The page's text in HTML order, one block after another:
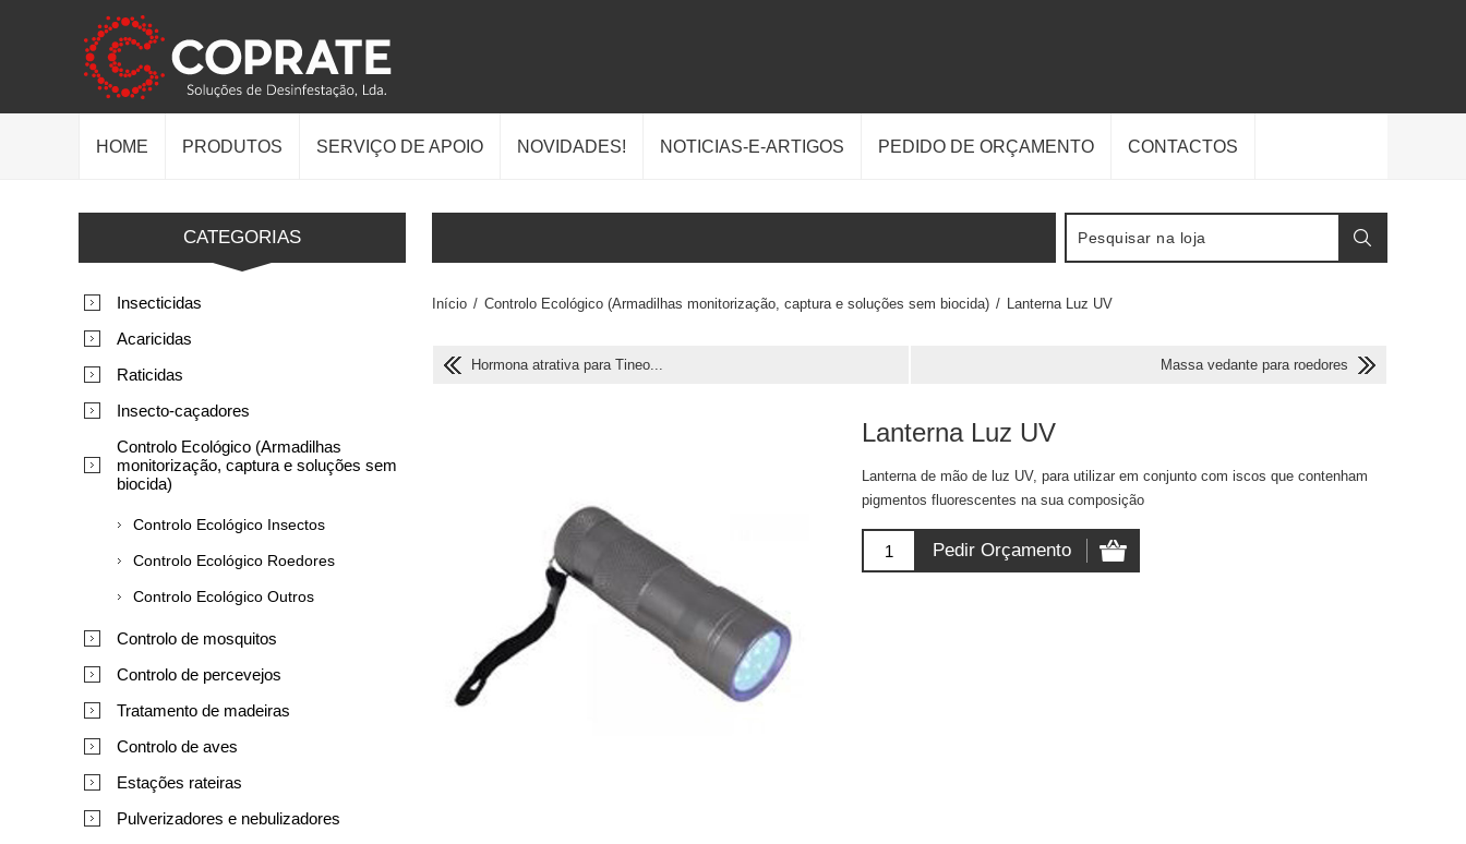
HOME PRODUTOS SERVIÇO DE APOIO NOVIDADES! NOTICIAS-E-ARTIGOS PEDIDO DE ORÇAMENTO CONTACTOS
Início / Controlo Ecológico (Armadilhas monitorização, captura e soluções sem biocida) / Lanterna Luz UV
Hormona atrativa para Tineo... Massa vedante para roedores
Lanterna Luz UV
Lanterna de mão de luz UV, para utilizar em conjunto com iscos que contenham
pigmentos fluorescentes na sua composição
CATEGORIAS
Insecticidas
Acaricidas
Raticidas
Insecto-caçadores
Controlo Ecológico (Armadilhas
monitorização, captura e soluções sem
biocida)
Controlo Ecológico Insectos
Controlo Ecológico Roedores
Controlo Ecológico Outros
Controlo de mosquitos
Controlo de percevejos
Tratamento de madeiras
Controlo de aves
Estações rateiras
Pulverizadores e nebulizadores